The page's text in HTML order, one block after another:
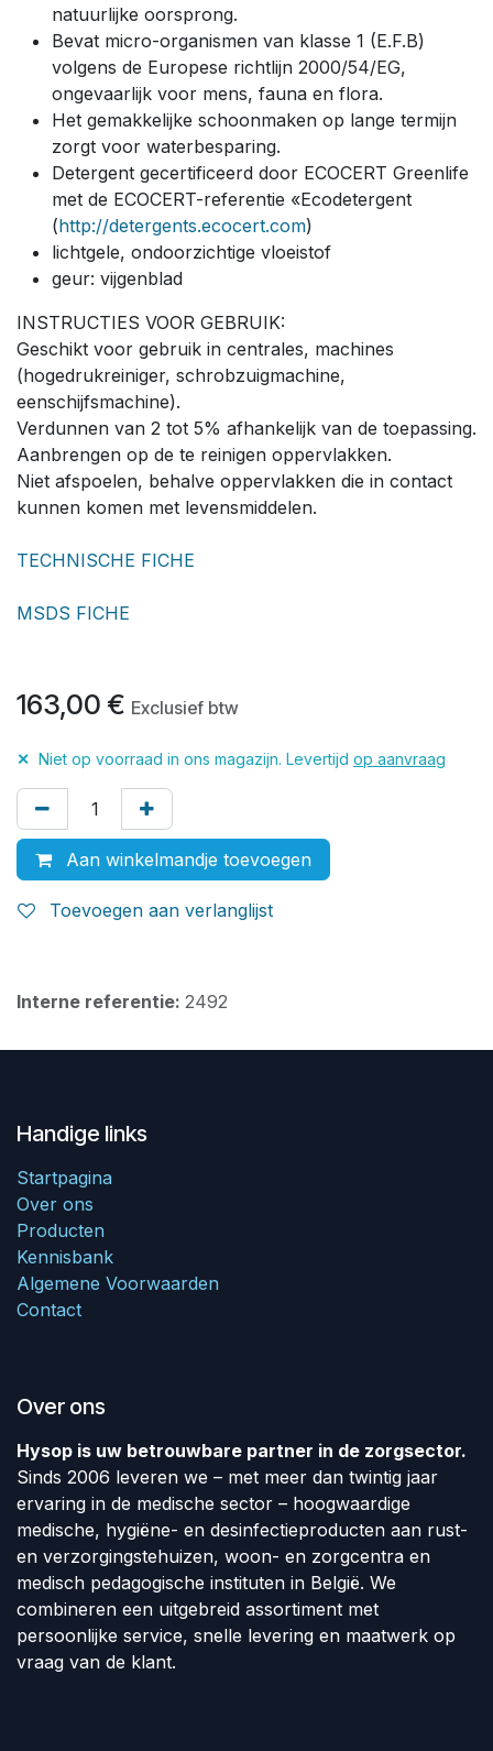
natuurlijke oorsprong.
Bevat micro-organismen van klasse 1 (E.F.B)
volgens de Europese richtlijn 2000/54/EG,
ongevaarlijk voor mens, fauna en flora.
Het gemakkelijke schoonmaken op lange termijn
zorgt voor waterbesparing.
Detergent gecertificeerd door ECOCERT Greenlife
met de ECOCERT-referentie «Ecodetergent
(http://detergents.ecocert.com)
lichtgele, ondoorzichtige vloeistof
geur: vijgenblad
INSTRUCTIES VOOR GEBRUIK:
Geschikt voor gebruik in centrales, machines
(hogedrukreiniger, schrobzuigmachine,
eenschijfsmachine).
Verdunnen van 2 tot 5% afhankelijk van de toepassing.
Aanbrengen op de te reinigen oppervlakken.
Niet afspoelen, behalve oppervlakken die in contact
kunnen komen met levensmiddelen.
TECHNISCHE FICHE
MSDS FICHE
163,00 € Exclusief btw
✕ Niet op voorraad in ons magazijn. Levertijd op aanvraag
Aan winkelmandje toevoegen
Toevoegen aan verlanglijst
Interne referentie: 2492
Handige links
Startpagina
Over ons
Producten
Kennisbank
Algemene Voorwaarden
Contact
Over ons
Hysop is uw betrouwbare partner in de zorgsector.
Sinds 2006 leveren we – met meer dan twintig jaar
ervaring in de medische sector – hoogwaardige
medische, hygiëne- en desinfectieproducten aan rust-
en verzorgingstehuizen, woon- en zorgcentra en
medisch pedagogische instituten in België. We
combineren een uitgebreid assortiment met
persoonlijke service, snelle levering en maatwerk op
vraag van de klant.